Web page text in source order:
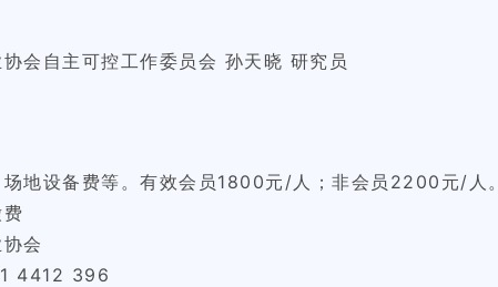
会自主可控工作委员会 孙天晓 研究员
地设备费等。有效会员1800元/人；非会员2200元/人。
会
4412 396